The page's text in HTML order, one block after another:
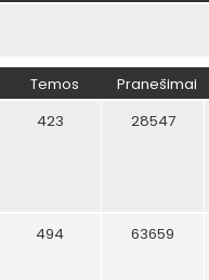
Temos Pranešimai
423 28547
494 63659